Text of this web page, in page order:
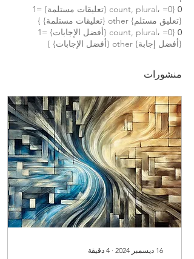
0
{count, plural، =0 {تعليقات مستلمة} =1
{تعليق مستلم} other {تعليقات مستلمة} }
0
{count, plural، =0 {أفضل الإجابات} =1
{أفضل إجابة} other {أفضل الإجابات} }
منشورات
16 ديسمبر 2024 ∙
4 دقيقة